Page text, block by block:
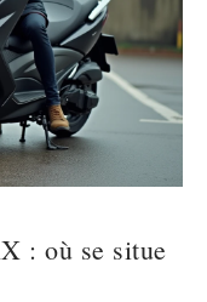
: où se situe